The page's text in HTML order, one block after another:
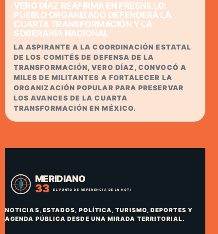
VERO DÍAZ REAFIRMA EN FRESNILLO:
PUEBLO ORGANIZADO DEFENDERÁ LA
CUARTA TRANSFORMACIÓN Y LA
SOBERANÍA NACIONAL
LA ASPIRANTE A LA COORDINACIÓN ESTATAL
DE LOS COMITÉS DE DEFENSA DE LA
TRANSFORMACIÓN, VERO DÍAZ, CONVOCÓ A
MILES DE MILITANTES A FORTALECER LA
ORGANIZACIÓN POPULAR PARA PRESERVAR
LOS AVANCES DE LA CUARTA
TRANSFORMACIÓN EN MÉXICO.
NOTICIAS, ESTADOS, POLÍTICA, TURISMO, DEPORTES Y
AGENDA PÚBLICA DESDE UNA MIRADA TERRITORIAL.